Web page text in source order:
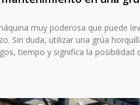
muy poderosa que puede
Sin duda, utilizar una grúa
tiempo y significa la